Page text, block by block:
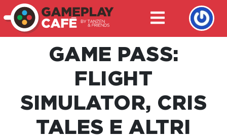
GAME PASS:
FLIGHT
SIMULATOR, CRIS
TALES E ALTRI